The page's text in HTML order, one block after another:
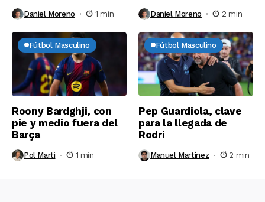
Daniel Moreno 1 min Daniel Moreno 2 min
Fútbol Masculino
Roony Bardghji, con
pie y medio fuera del
Barça
Pol Marti 1 min
Fútbol Masculino
Pep Guardiola, clave
para la llegada de
Rodri
Manuel Martínez 2 min